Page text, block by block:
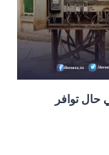
توافر